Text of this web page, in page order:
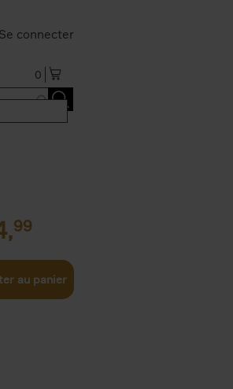
Se connecter
0
99
au panier